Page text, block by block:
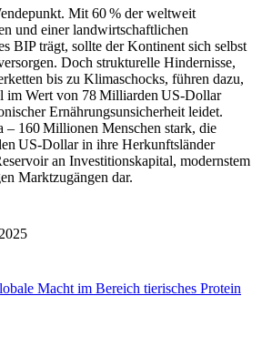
Mit 60 % der weltweit
und einer landwirtschaftlichen
BIP trägt, sollte der Kontinent sich selbst
Doch strukturelle Hindernisse,
bis zu Klimaschocks, führen dazu,
im Wert von 78 Milliarden US-Dollar
Ernährungsunsicherheit leidet.
– 160 Millionen Menschen stark, die
US-Dollar in ihre Herkunftsländer
an Investitionskapital, modernstem
Marktzugängen dar.
Macht im Bereich tierisches Protein